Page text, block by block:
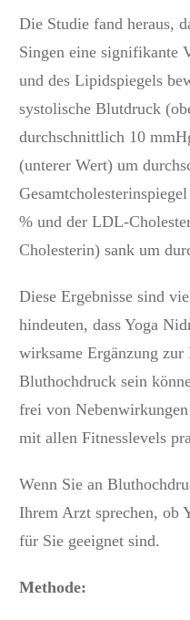
Die Studie fand heraus,
Singen eine signifikante
und des Lipidspiegels
systolische Blutdruck
durchschnittlich 10
(unterer Wert) um
% und der LDL-
Cholesterin) sank um
Diese Ergebnisse sind
hindeuten, dass Yoga
wirksame Ergänzung zur
Bluthochdruck sein
frei von
mit allen Fitnesslevels
Wenn Sie an
Ihrem Arzt sprechen, ob
für Sie geeignet sind.
Methode: